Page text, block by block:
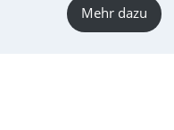
Mehr dazu